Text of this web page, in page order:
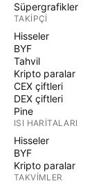
Süpergrafikler
TAKIPÇI
Hisseler
BYF
Tahvil
Kripto paralar
CEX çiftleri
DEX çiftleri
Pine
ISI HARITALARI
Hisseler
BYF
Kripto paralar
TAKVIMLER